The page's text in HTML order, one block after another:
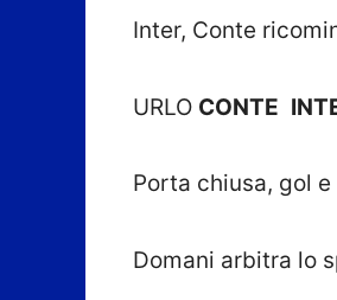
Inter, Conte
URLO CONTE
Porta chiusa, gol
Domani arbitra lo